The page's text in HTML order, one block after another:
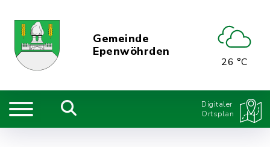
Gemeinde
Epenwöhrden
26 °C
Digitaler
Ortsplan